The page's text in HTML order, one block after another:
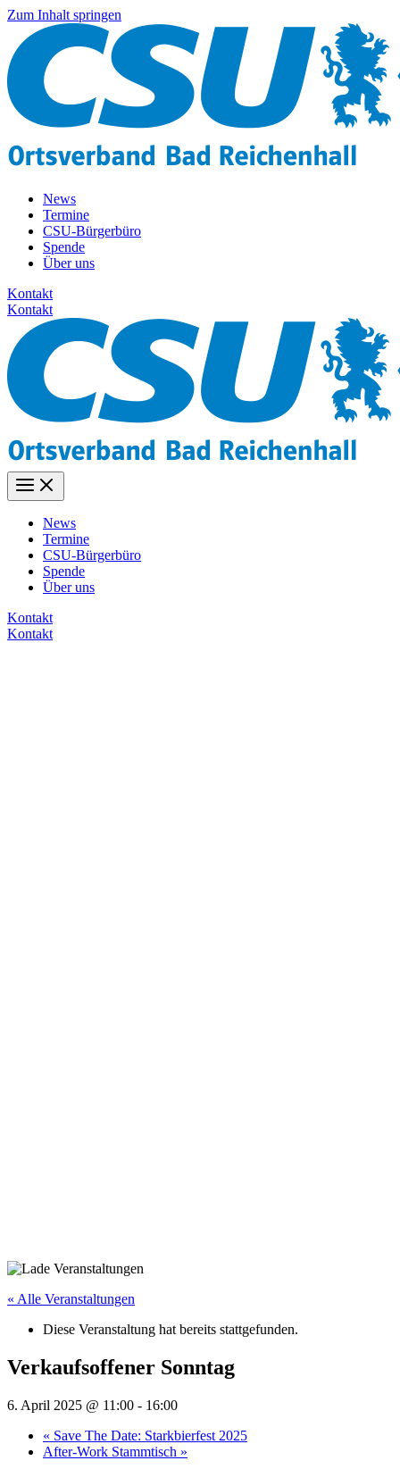
Zum Inhalt springen
News
Termine
CSU-Bürgerbüro
Spende
Über uns
Kontakt
Kontakt
News
Termine
CSU-Bürgerbüro
Spende
Über uns
Kontakt
Kontakt
« Alle Veranstaltungen
Diese Veranstaltung hat bereits stattgefunden.
Verkaufsoffener Sonntag
6. April 2025 @ 11:00 - 16:00
« Save The Date: Starkbierfest 2025
After-Work Stammtisch »